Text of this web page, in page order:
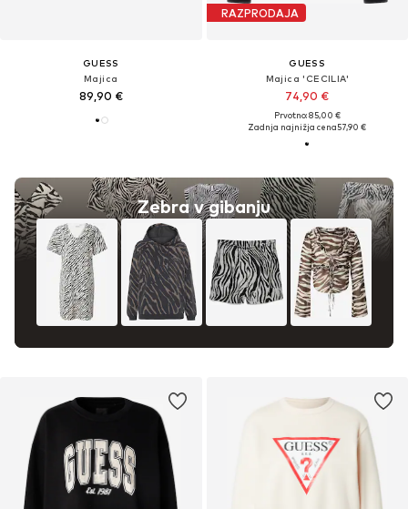
GUESS
Majica
89,90 €
Zebra v gibanju
RAZPRODAJA
GUESS
Majica 'CECILIA'
74,90 €
Prvotno: 85,00 €
Zadnja najnižja cena57,90 €